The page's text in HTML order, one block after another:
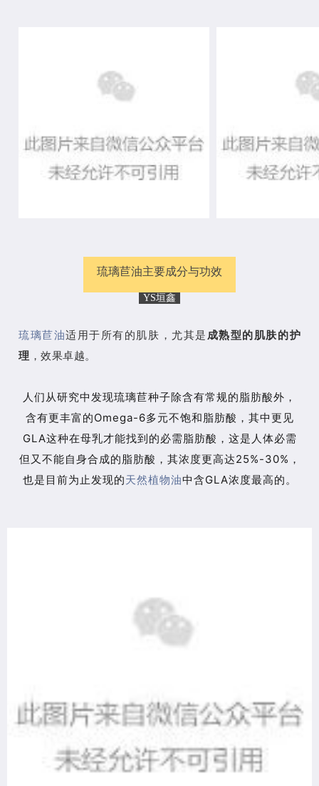
琉璃苣油主要成分与功效
YS垣鑫
琉璃苣油适用于所有的肌肤，尤其是 成熟型的肌肤的护
理 ，效果卓越。
人们从研究中发现琉璃苣种子除含有常规的脂肪酸外，
含有更丰富的Omega-6多元不饱和脂肪酸，其中更见
GLA这种在母乳才能找到的必需脂肪酸，这是人体必需
但又不能自身合成的脂肪酸，其浓度更高达25%-30%，
也是目前为止发现的天然植物油中含GLA浓度最高的。